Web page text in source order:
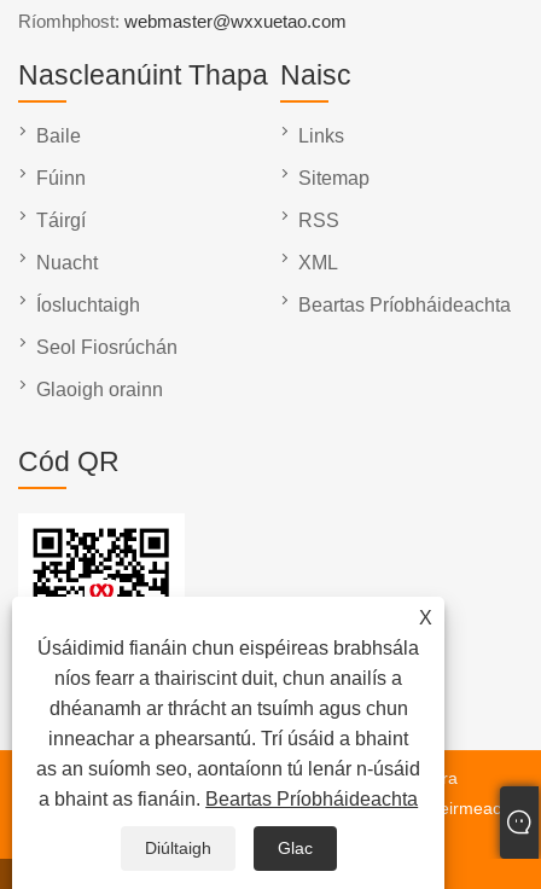
X
Úsáidimid fianáin chun eispéireas brabhsála
níos fearr a thairiscint duit, chun anailís a
dhéanamh ar thrácht an tsuímh agus chun
inneachar a phearsantú. Trí úsáid a bhaint
as an suíomh seo, aontaíonn tú lenár n-úsáid
a bhaint as fianáin. Beartas Príobháideachta
Diúltaigh Glac
Ríomhphost: webmaster@wxxuetao.com
Nascleanúint Thapa
Baile
Fúinn
Táirgí
Nuacht
Íosluchtaigh
Seol Fiosrúchán
Glaoigh orainn
Naisc
Links
Sitemap
RSS
XML
Beartas Príobháideachta
Cód QR
Cóipcheart © 2023 Wuxi Xuetao Group Co, Ltd. - Gléasra
measctha asfalt, umar stórála biotúman, téitheoir ola theirmeach -
Gach ceart ar cosaint.